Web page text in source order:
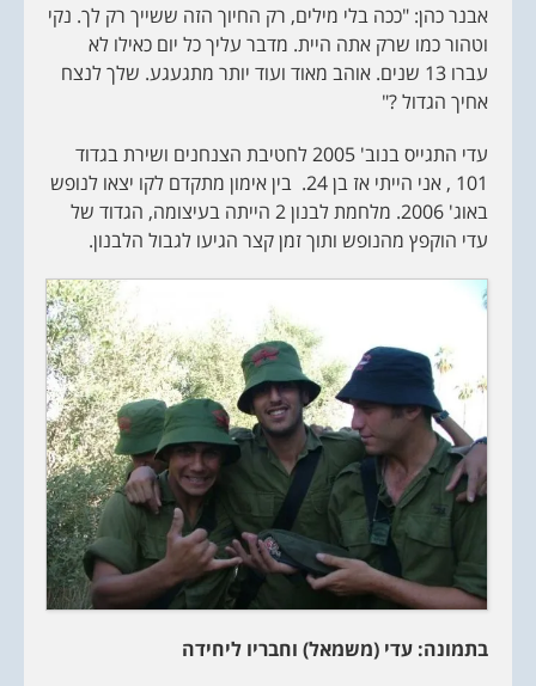
אבנר כהן: "ככה בלי מילים, רק החיוך הזה ששייך רק לך. נקי
וטהור כמו שרק אתה היית. מדבר עליך כל יום כאילו לא
עברו 13 שנים. אוהב מאוד ועוד יותר מתגעגע. שלך לנצח
אחיך הגדול ?"
עדי התגייס בנוב' 2005 לחטיבת הצנחנים ושירת בגדוד
101 , אני הייתי אז בן 24. בין אימון מתקדם לקו יצאו לנופש
באוג' 2006. מלחמת לבנון 2 הייתה בעיצומה, הגדוד של
עדי הוקפץ מהנופש ותוך זמן קצר הגיעו לגבול הלבנון.
בתמונה: עדי (משמאל) וחבריו ליחידה